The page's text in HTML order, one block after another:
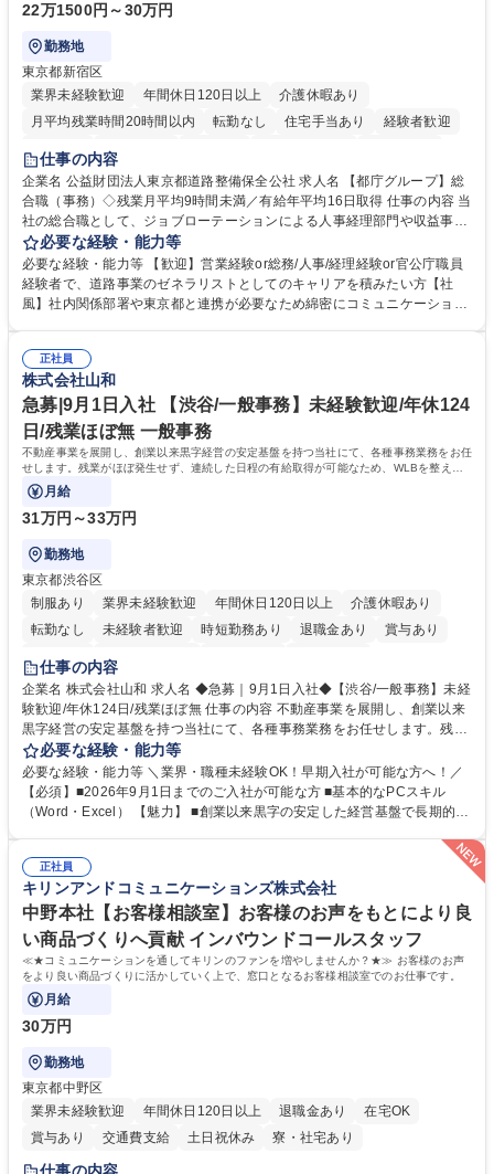
22万1500円～30万円
勤務地
東京都新宿区
業界未経験歓迎
年間休日120日以上
介護休暇あり
月平均残業時間20時間以内
転勤なし 住宅手当あり
経験者歓迎
研修あり
退職金あり
駅近5分以内
資格取得手当あり 食事補助あり
仕事の内容
企業名 公益財団法人東京都道路整備保全公社 求人名 【都庁グループ】総
合職（事務）◇残業月平均9時間未満／有給年平均16日取得 仕事の内容 当
社の総合職として、ジョブローテーションによる人事経理部門や収益事業
等のフロント部門の部署等幅広い部署での業務をお任せいたします。研修
制度やキャリア支援が充実しております！ ※下記業務詳細 【業務詳細】■
管理部門：広報、人事、経理など当公社の運営に係る管理業務 ■収益部
門：駐車場の新規開拓、管理運営、新宿駅西口広場の「イベントコーナ
道路施設や道路工事現場の見学ツアー事業 ※入社後は上記いずれかの部門
へ配属。※業務内容変更の範囲：会社の定める業務 募集職種 【都庁グル
ープ】総合職（事務）◇残業月平均9時間未満／有給年平均16日取得
必要な経験・能力等
必要な経験・能力等 【歓迎】営業経験or総務/人事/経理経験or官公庁職員
経験者で、道路事業のゼネラリストとしてのキャリアを積みたい方【社
風】社内関係部署や東京都と連携が必要なため綿密にコミュニケーション
部門など多岐に渡る業務を経験できます。 ■様々なプロジェクト：駐車場
事業の他、新宿駅西口広場内に設置された照明を兼ねた広告「ブライトサ
イン」の管理運営を行うなど、事業収益を生み出す活動を積極的に行って
います。 学歴・資格 学歴：大学院 大学 高専 短大 専修学校 高校 語学力：
資格：
正社員
株式会社山和
急募|9月1日入社 【渋谷/一般事務】未経験歓迎/年休124
日/残業ほぼ無 一般事務
不動産事業を展開し、創業以来黒字経営の安定基盤を持つ当社にて、各種事務業務をお任
せします。残業がほぼ発生せず、連続した日程の有給取得が可能なため、WLBを整えた
い方にお勧めの環境です！
月給
31万円～33万円
勤務地
東京都渋谷区
制服あり
業界未経験歓迎 年間休日120日以上
介護休暇あり
転勤なし
未経験者歓迎 時短勤務あり 退職金あり
賞与あり
育休あり
完全週休2日制
仕事の内容
企業名 株式会社山和 求人名 ◆急募｜9月1日入社◆【渋谷/一般事務】未経
験歓迎/年休124日/残業ほぼ無 仕事の内容 不動産事業を展開し、創業以来
黒字経営の安定基盤を持つ当社にて、各種事務業務をお任せします。残業
がほぼ発生せず、連続した日程の有給取得が可能なため、WLBを整えたい
方にお勧めの環境です！ 入社後はOJTを通じて丁寧に研修を行いますの
で、事務未経験の方でも安心して臨むことができます。 【業務詳細】■電
話・来客対応 ■物件の鍵や社内の備品管理 ■データ入力や書類作成 ■契約
必要な経験・能力等
必要な経験・能力等 ＼業界・職種未経験OK！早期入社が可能な方へ！／
【必須】■2026年9月1日までのご入社が可能な方 ■基本的なPCスキル
（Word・Excel） 【魅力】 ■創業以来黒字の安定した経営基盤で長期的に
両立が可能 ■有給取得を積極的に推奨、年間10日程度の取得実績 ■1ヶ月
のOJTで業務を習得可能、未経験でもしっかりサポート 学歴・資格 学
歴：大学院 大学 高専 短大 語学力： 資格：
正社員
キリンアンドコミュニケーションズ株式会社
中野本社【お客様相談室】お客様のお声をもとにより良
い商品づくりへ貢献 インバウンドコールスタッフ
≪★コミュニケーションを通してキリンのファンを増やしませんか？★≫ お客様のお声
をより良い商品づくりに活かしていく上で、窓口となるお客様相談室でのお仕事です。
月給
30万円
勤務地
東京都中野区
業界未経験歓迎
年間休日120日以上 退職金あり
在宅OK
賞与あり
交通費支給 土日祝休み 寮・社宅あり